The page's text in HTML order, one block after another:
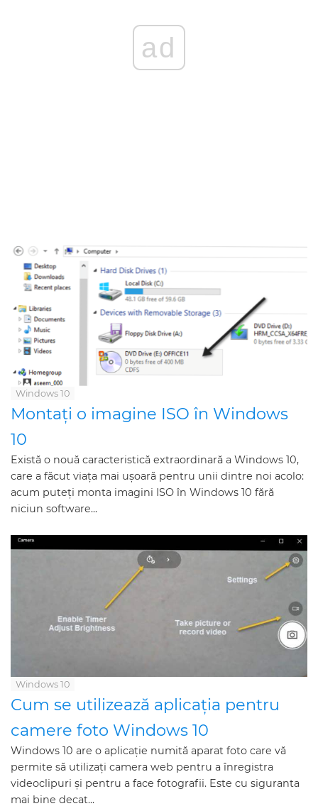
ad
Windows 10
Montați o imagine ISO în Windows
10
Există o nouă caracteristică extraordinară a Windows 10,
care a făcut viața mai ușoară pentru unii dintre noi acolo:
acum puteți monta imagini ISO în Windows 10 fără
niciun software...
Windows 10
Cum se utilizează aplicația pentru
camere foto Windows 10
Windows 10 are o aplicație numită aparat foto care vă
permite să utilizați camera web pentru a înregistra
videoclipuri și pentru a face fotografii. Este cu siguranta
mai bine decat...